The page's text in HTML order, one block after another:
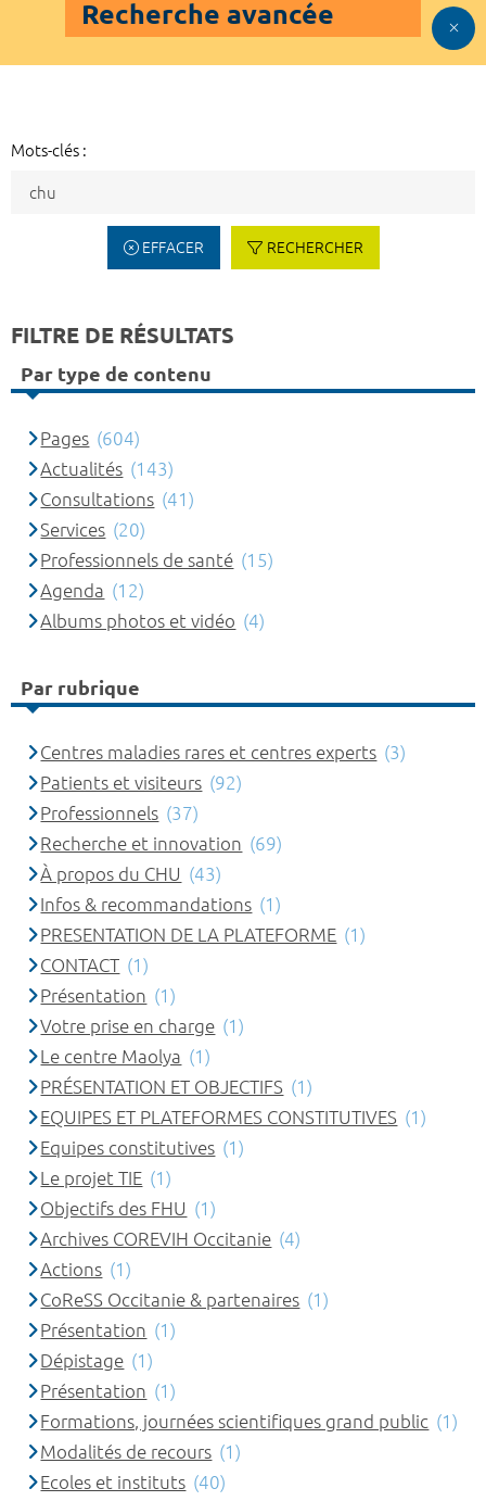
Recherche avancée
Mots-clés :
EFFACER RECHERCHER
FILTRE DE RÉSULTATS
Par type de contenu
Pages (604)
Actualités (143)
Consultations (41)
Services (20)
Professionnels de santé (15)
Agenda (12)
Albums photos et vidéo (4)
Par rubrique
Centres maladies rares et centres experts (3)
Patients et visiteurs (92)
Professionnels (37)
Recherche et innovation (69)
À propos du CHU (43)
Infos & recommandations (1)
PRESENTATION DE LA PLATEFORME (1)
CONTACT (1)
Présentation (1)
Votre prise en charge (1)
Le centre Maolya (1)
PRÉSENTATION ET OBJECTIFS (1)
EQUIPES ET PLATEFORMES CONSTITUTIVES (1)
Equipes constitutives (1)
Le projet TIE (1)
Objectifs des FHU (1)
Archives COREVIH Occitanie (4)
Actions (1)
CoReSS Occitanie & partenaires (1)
Présentation (1)
Dépistage (1)
Présentation (1)
Formations, journées scientifiques grand public (1)
Modalités de recours (1)
Ecoles et instituts (40)